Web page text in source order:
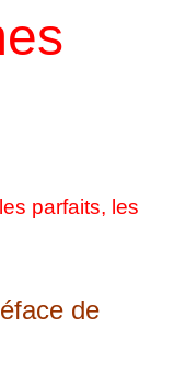
parfaits, les
de